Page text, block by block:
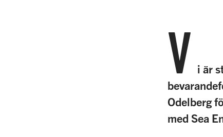
V i är
Odelberg
med Sea